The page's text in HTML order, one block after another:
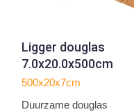
Ligger douglas
7.0x20.0x500cm
500x20x7cm
Duurzame douglas